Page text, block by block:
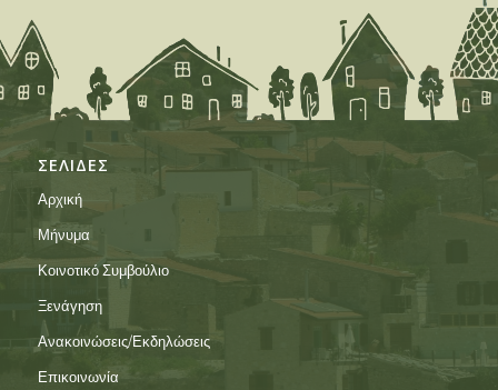
ΣΕΛΙΔΕΣ
Αρχική
Μήνυμα
Κοινοτικό Συμβούλιο
Ξενάγηση
Ανακοινώσεις/Εκδηλώσεις
Επικοινωνία